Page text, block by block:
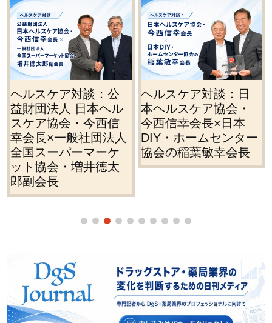
ヘルスケア対談：日
本ヘルスケア協会・
今西信幸会長×日本
DIY・ホームセンター
協会の稲葉敏幸会長
ヘルスケアインタビ
ュー／協励会の佐野
智会長に聞く